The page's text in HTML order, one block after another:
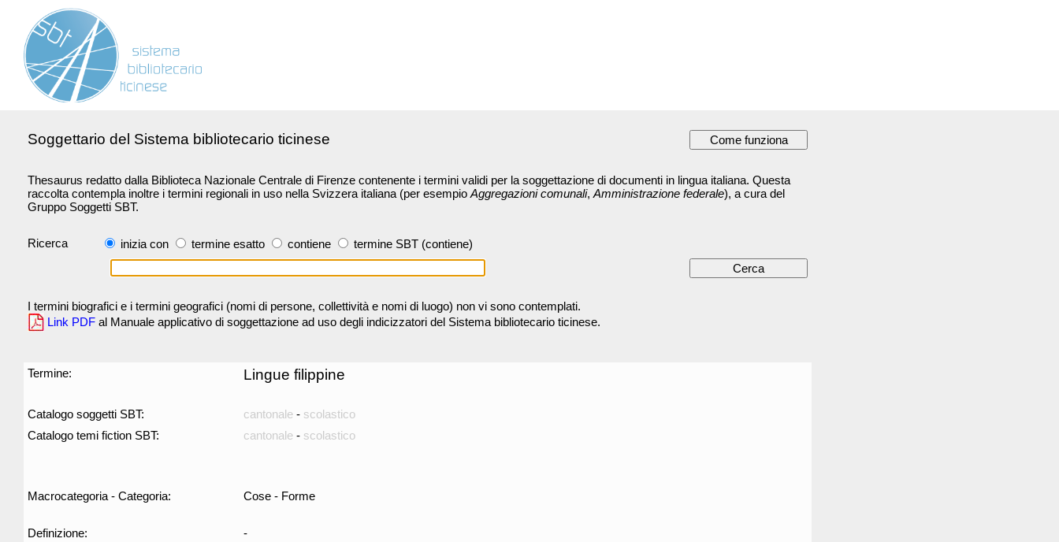
Soggettario del Sistema bibliotecario ticinese
Thesaurus redatto dalla Biblioteca Nazionale Centrale di Firenze contenente i termini validi per la soggettazione di documenti in lingua italiana. Questa
raccolta contempla inoltre i termini regionali in uso nella Svizzera italiana (per esempio Aggregazioni comunali, Amministrazione federale), a cura del
Gruppo Soggetti SBT.
Ricerca inizia con termine esatto contiene termine SBT (contiene)
I termini biografici e i termini geografici (nomi di persone, collettività e nomi di luogo) non vi sono contemplati.
Link PDF al Manuale applicativo di soggettazione ad uso degli indicizzatori del Sistema bibliotecario ticinese.
Termine: Lingue filippine
Catalogo soggetti SBT: cantonale - scolastico
Catalogo temi fiction SBT:
cantonale - scolastico
Macrocategoria - Categoria: Cose - Forme
Definizione: -